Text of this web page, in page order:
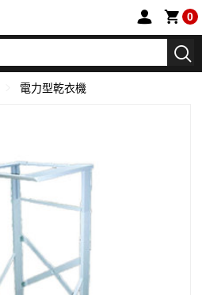
0
電力型乾衣機